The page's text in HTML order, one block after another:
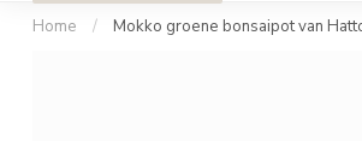
Home / Mokko groene bonsaipot van